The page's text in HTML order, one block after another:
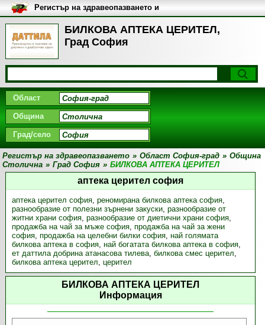
БИЛКОВА АПТЕКА ЦЕРИТЕЛ,
Град София
Регистър на здравеопазването и
медицинските заведения в
България
Област
Община
Град/село
Регистър на здравеопазването » Област София-град » Община
Столична » Град София » БИЛКОВА АПТЕКА ЦЕРИТЕЛ
аптека церител софия
аптека церител софия, реномирана билкова аптека софия,
разнообразие от полезни зърнени закуски, разнообразие от
житни храни софия, разнообразие от диетични храни софия,
продажба на чай за мъже софия, продажба на чай за жени
софия, продажба на целебни билки софия, най голямата
билкова аптека в софия, най богатата билкова аптека в софия,
ет даттила добрина атанасова тилева, билкова смес церител,
билкова аптека церител, церител
БИЛКОВА АПТЕКА ЦЕРИТЕЛ
Информация